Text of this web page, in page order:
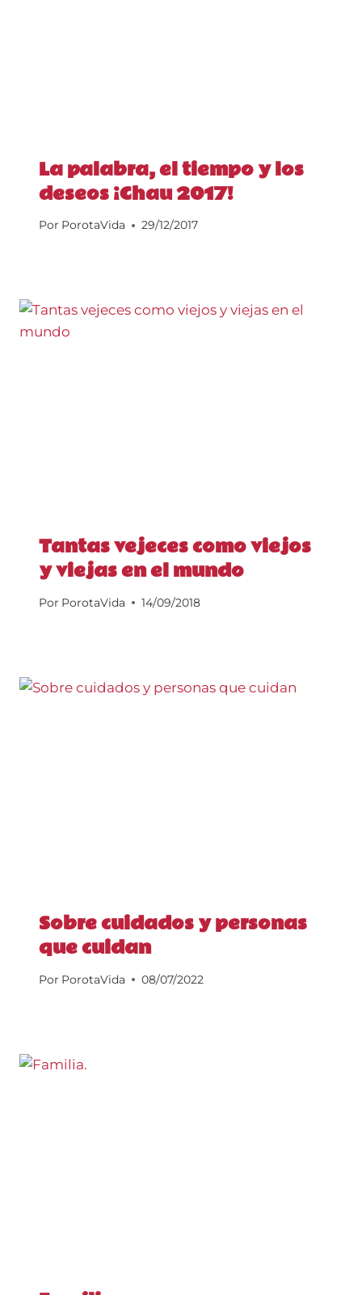
La palabra, el tiempo y los
deseos ¡Chau 2017!
Por PorotaVida 29/12/2017
Tantas vejeces como viejos
y viejas en el mundo
Por PorotaVida 14/09/2018
Sobre cuidados y personas
que cuidan
Por PorotaVida 08/07/2022